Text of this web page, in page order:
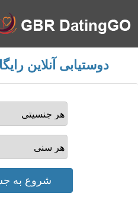
دوستیابی آنلاین